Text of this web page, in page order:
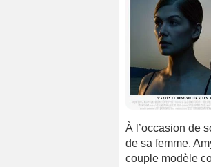
À l’occasion de
de sa femme,
couple modèle